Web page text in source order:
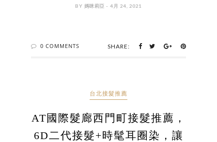
BY 媽咪莉亞 - 4月 24, 2021
0 COMMENTS SHARE:
台北接髮推薦
AT國際髮廊西門町接髮推薦，
6D二代接髮+時髦耳圈染，讓